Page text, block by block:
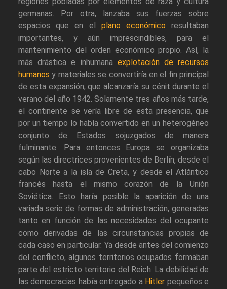
germanas. Por otra, lanzaba sus fuerzas sobre
espacios que en el plano económico resultaban
importantes, y aún imprescindibles, para el
mantenimiento del orden económico propio. Así, la
más drástica e inhumana explotación de recursos
humanos y materiales se convertiría en el fin principal
de esta expansión, que alcanzaría su cénit durante el
verano del año 1942. Solamente tres años más tarde,
el continente se vería libre de esta presencia, que
por un tiempo lo había convertido en un heterogéneo
conjunto de Estados sojuzgados de manera
fulminante. Para entonces Europa se organizaba
según las directrices provenientes de Berlín, desde el
cabo Norte a la isla de Creta, y desde el Atlántico
francés hasta el mismo corazón de la Unión
Soviética. Esto haría posible la aparición de una
variada serie de formas de administración, generadas
tanto en función de las necesidades del ocupante
como derivadas de las circunstancias propias de
cada caso en particular. Ya desde antes del comienzo
del conflicto, algunos territorios ocupados formaban
parte del estricto territorio del Reich. La debilidad de
las democracias había entregado a Hitler pequeños e